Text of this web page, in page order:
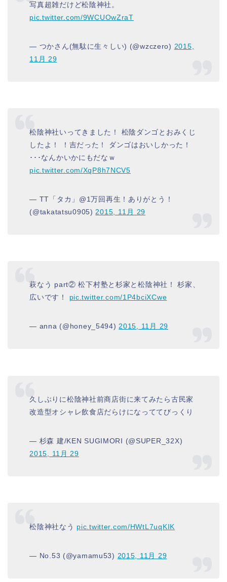
写真超雑だけど松陰神社。
pic.twitter.com/9WCUOwZraT
— つかさん(無駄に生々しい) (@wzczero) 2015,
11月 29
松陰神社いってきました！ 松陰ダンゴとおみくじ
したよ！ ！吉だった！ ダンゴはおいしかった！
･･･なんかいかにもだなｗ
pic.twitter.com/XqP8h7NCV5
— TT「タカ」@1万回再生！ありがとう！
(@takatatsu0905) 2015, 11月 29
萩なう part② 松下村塾と杉家と松陰神社！ 杉家、
広いです！ pic.twitter.com/1P4bciXCwe
— anna (@honey_5494)2015, 11月 29
久しぶりに松陰神社前商店街に来てみたら古民家
改造型オシャレ飲食店だらけになっててびっくり
— 杉森 建/KEN SUGIMORI (@SUPER_32X)
2015, 11月 29
松陰神社なう pic.twitter.com/HWtL7uqKIK
— No.53 (@yamamu53) 2015, 11月 29